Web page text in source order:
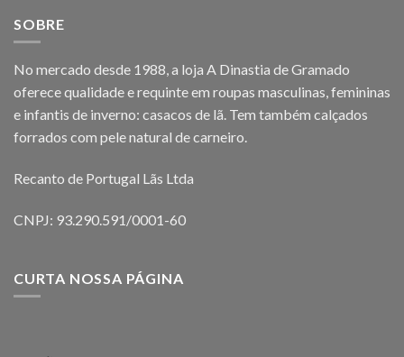
SOBRE
No mercado desde 1988, a loja A Dinastia de Gramado
oferece qualidade e requinte em roupas masculinas, femininas
e infantis de inverno: casacos de lã. Tem também calçados
forrados com pele natural de carneiro.
Recanto de Portugal Lãs Ltda
CNPJ: 93.290.591/0001-60
CURTA NOSSA PÁGINA